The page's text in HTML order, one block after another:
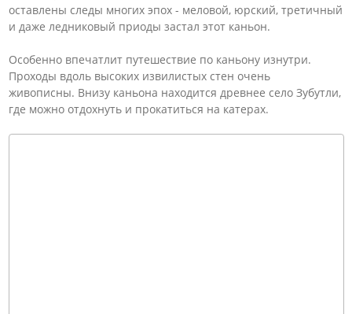
оставлены следы многих эпох - меловой, юрский, третичный
и даже ледниковый приоды застал этот каньон.
Особенно впечатлит путешествие по каньону изнутри.
Проходы вдоль высоких извилистых стен очень
живописны. Внизу каньона находится древнее село Зубутли,
где можно отдохнуть и прокатиться на катерах.